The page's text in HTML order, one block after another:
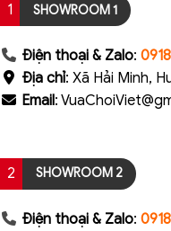
1 SHOWROOM 1
Điện thoại & Zalo:
Địa chỉ: Xã Hải Minh,
Email:
2 SHOWROOM 2
Điện thoại & Zalo: